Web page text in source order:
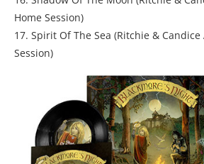
Home Session)
17. Spirit Of The Sea (Ritchie &
Session)